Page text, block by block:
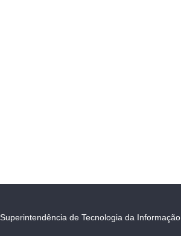
Superintendência de Tecnologia da Informação